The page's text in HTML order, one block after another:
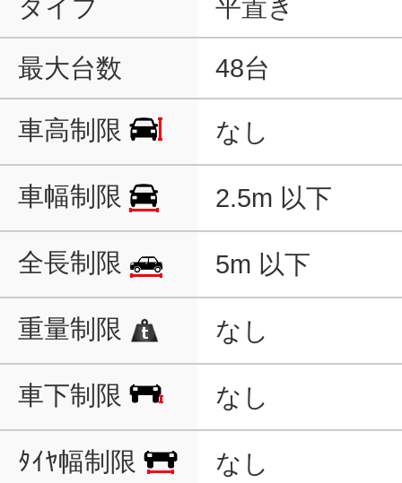
タイプ 平置き
最大台数 48台
車高制限 なし
車幅制限 2.5m 以下
全長制限 5m 以下
重量制限 なし
車下制限 なし
ﾀｲﾔ幅制限 なし